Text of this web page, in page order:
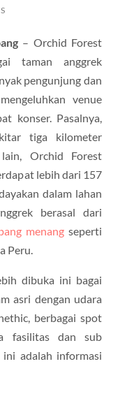
– Orchid Forest
taman anggrek
pengunjung dan
venue
konser. Pasalnya,
tiga kilometer
Orchid Forest
lebih dari 157
dalam lahan
berasal dari
menang seperti
Peru.
dibuka ini bagai
asri dengan udara
berbagai spot
fasilitas dan sub
adalah informasi